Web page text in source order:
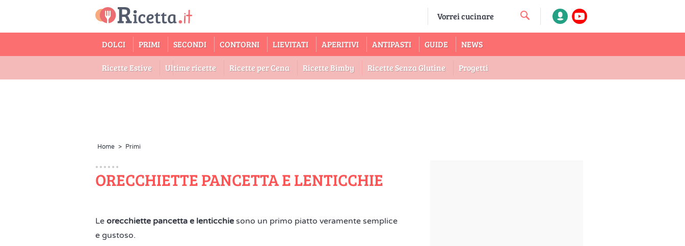
DOLCI PRIMI SECONDI CONTORNI LIEVITATI APERITIVI ANTIPASTI GUIDE NEWS
Ricette Estive Ultime ricette Ricette per Cena Ricette Bimby Ricette Senza Glutine Progetti
Home > Primi
ORECCHIETTE PANCETTA E LENTICCHIE
Le orecchiette pancetta e lenticchie sono un primo piatto veramente semplice
e gustoso.